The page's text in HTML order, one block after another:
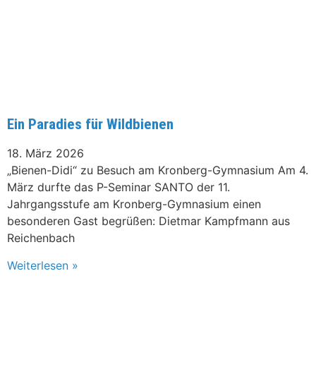
Ein Paradies für Wildbienen
18. März 2026
„Bienen-Didi“ zu Besuch am Kronberg-Gymnasium Am 4.
März durfte das P-Seminar SANTO der 11.
Jahrgangsstufe am Kronberg-Gymnasium einen
besonderen Gast begrüßen: Dietmar Kampfmann aus
Reichenbach
Weiterlesen »